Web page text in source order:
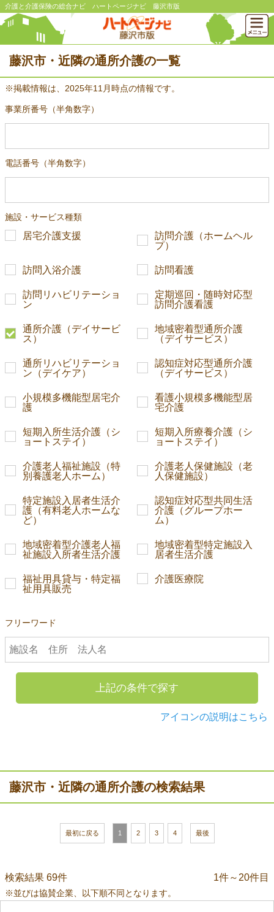
介護と介護保険の総合ナビ ハートページナビ 藤沢市版
藤沢市・近隣の通所介護の一覧
※掲載情報は、2025年11月時点の情報です。
事業所番号（半角数字）
電話番号（半角数字）
施設・サービス種類
居宅介護支援
訪問介護（ホームヘル
プ）
訪問入浴介護 訪問看護
訪問リハビリテーショ
ン
定期巡回・随時対応型
訪問介護看護
通所介護（デイサービ
ス）
地域密着型通所介護
（デイサービス）
通所リハビリテーショ
ン（デイケア）
認知症対応型通所介護
（デイサービス）
小規模多機能型居宅介
護
看護小規模多機能型居
宅介護
短期入所生活介護（シ
ョートステイ）
短期入所療養介護（シ
ョートステイ）
介護老人福祉施設（特
別養護老人ホーム）
介護老人保健施設（老
人保健施設）
特定施設入居者生活介
護（有料老人ホームな
ど）
認知症対応型共同生活
介護（グループホー
ム）
地域密着型介護老人福
祉施設入所者生活介護
地域密着型特定施設入
居者生活介護
福祉用具貸与・特定福
祉用具販売
介護医療院
フリーワード
上記の条件で探す
アイコンの説明はこちら
藤沢市・近隣の通所介護の検索結果
最初に戻る 1 2 3 4 最後
検索結果 69件 1件～20件目
※並びは協賛企業、以下順不同となります。